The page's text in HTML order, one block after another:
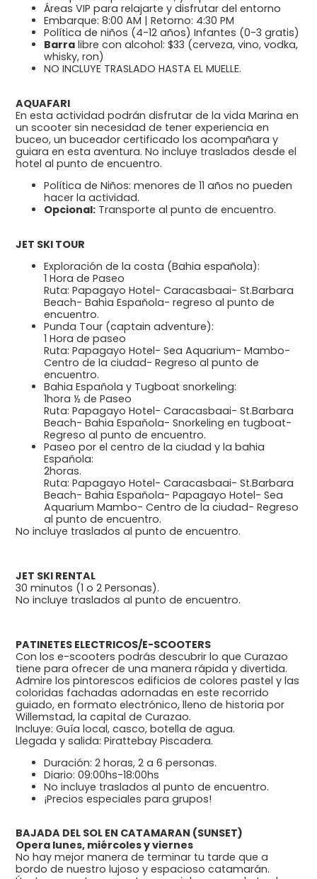
Áreas VIP para relajarte y disfrutar del entorno
Embarque: 8:00 AM | Retorno: 4:30 PM
Política de niños (4-12 años) Infantes (0-3 gratis)
Barra libre con alcohol: $33 (cerveza, vino, vodka,
whisky, ron)
NO INCLUYE TRASLADO HASTA EL MUELLE.
AQUAFARI
En esta actividad podrán disfrutar de la vida Marina en
un scooter sin necesidad de tener experiencia en
buceo, un buceador certificado los acompañara y
guiara en esta aventura. No incluye traslados desde el
hotel al punto de encuentro.
Política de Niños: menores de 11 años no pueden
hacer la actividad.
Opcional: Transporte al punto de encuentro.
JET SKI TOUR
Exploración de la costa (Bahia española):
1 Hora de Paseo
Ruta: Papagayo Hotel- Caracasbaai- St.Barbara
Beach- Bahia Espaňola- regreso al punto de
encuentro.
Punda Tour (captain adventure):
1 Hora de paseo
Ruta: Papagayo Hotel- Sea Aquarium- Mambo-
Centro de la ciudad- Regreso al punto de
encuentro.
Bahia Espaňola y Tugboat snorkeling:
1hora ½ de Paseo
Ruta: Papagayo Hotel- Caracasbaai- St.Barbara
Beach- Bahia Espaňola- Snorkeling en tugboat-
Regreso al punto de encuentro.
Paseo por el centro de la ciudad y la bahia
Espaňola:
2horas.
Ruta: Papagayo Hotel- Caracasbaai- St.Barbara
Beach- Bahia Espaňola- Papagayo Hotel- Sea
Aquarium Mambo- Centro de la ciudad- Regreso
al punto de encuentro.
No incluye traslados al punto de encuentro.
JET SKI RENTAL
30 minutos (1 o 2 Personas).
No incluye traslados al punto de encuentro.
PATINETES ELECTRICOS/E-SCOOTERS
Con los e-scooters podrás descubrir lo que Curazao
tiene para ofrecer de una manera rápida y divertida.
Admire los pintorescos edificios de colores pastel y las
coloridas fachadas adornadas en este recorrido
guiado, en formato electrónico, lleno de historia por
Willemstad, la capital de Curazao.
Incluye: Guía local, casco, botella de agua.
Llegada y salida: Pirattebay Piscadera.
Duración: 2 horas, 2 a 6 personas.
Diario: 09:00hs-18:00hs
No incluye traslados al punto de encuentro.
¡Precios especiales para grupos!
BAJADA DEL SOL EN CATAMARAN (SUNSET)
Opera lunes, miércoles y viernes
No hay mejor manera de terminar tu tarde que a
bordo de nuestro lujoso y espacioso catamarán.